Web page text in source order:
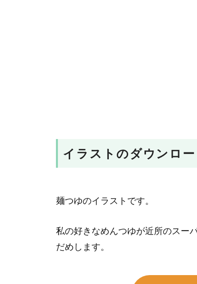
イラストのダウンロ
麺つゆのイラストです。
私の好きなめんつゆが近所のスー
だめします。